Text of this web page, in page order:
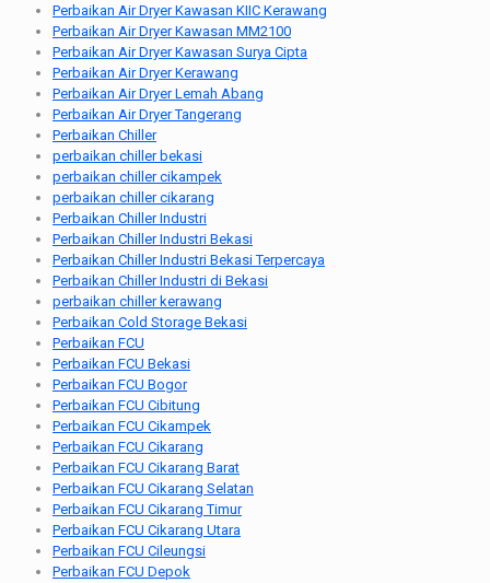
Perbaikan Air Dryer Kawasan KIIC Kerawang
Perbaikan Air Dryer Kawasan MM2100
Perbaikan Air Dryer Kawasan Surya Cipta
Perbaikan Air Dryer Kerawang
Perbaikan Air Dryer Lemah Abang
Perbaikan Air Dryer Tangerang
Perbaikan Chiller
perbaikan chiller bekasi
perbaikan chiller cikampek
perbaikan chiller cikarang
Perbaikan Chiller Industri
Perbaikan Chiller Industri Bekasi
Perbaikan Chiller Industri Bekasi Terpercaya
Perbaikan Chiller Industri di Bekasi
perbaikan chiller kerawang
Perbaikan Cold Storage Bekasi
Perbaikan FCU
Perbaikan FCU Bekasi
Perbaikan FCU Bogor
Perbaikan FCU Cibitung
Perbaikan FCU Cikampek
Perbaikan FCU Cikarang
Perbaikan FCU Cikarang Barat
Perbaikan FCU Cikarang Selatan
Perbaikan FCU Cikarang Timur
Perbaikan FCU Cikarang Utara
Perbaikan FCU Cileungsi
Perbaikan FCU Depok